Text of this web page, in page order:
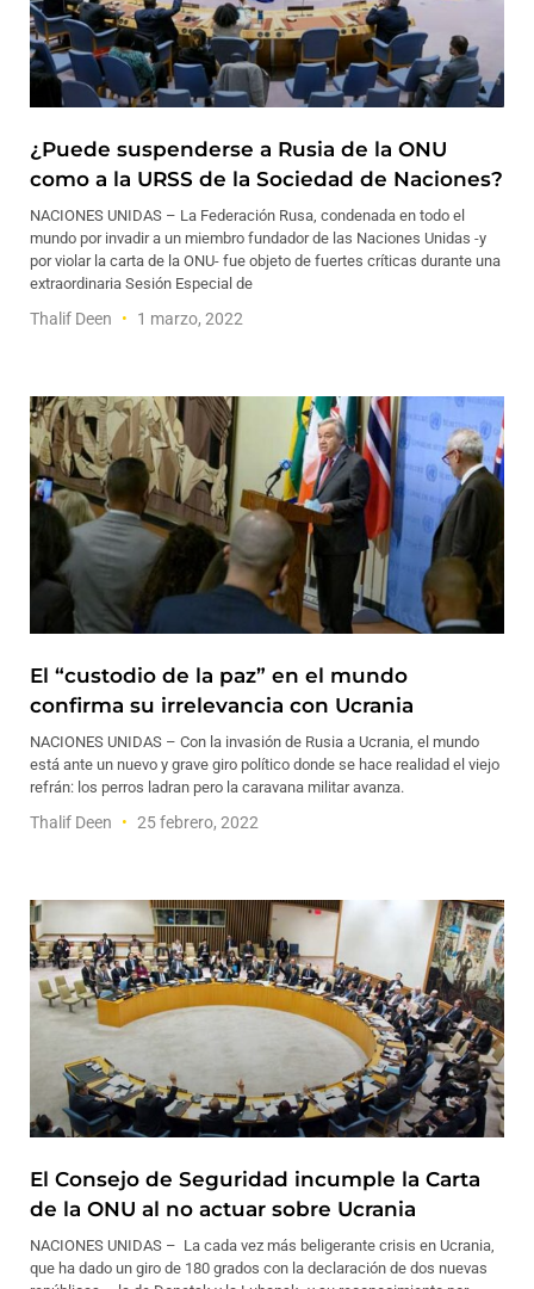
¿Puede suspenderse a Rusia de la ONU
como a la URSS de la Sociedad de Naciones?
NACIONES UNIDAS – La Federación Rusa, condenada en todo el
mundo por invadir a un miembro fundador de las Naciones Unidas -y
por violar la carta de la ONU- fue objeto de fuertes críticas durante una
extraordinaria Sesión Especial de
Thalif Deen 1 marzo, 2022
El “custodio de la paz” en el mundo
confirma su irrelevancia con Ucrania
NACIONES UNIDAS – Con la invasión de Rusia a Ucrania, el mundo
está ante un nuevo y grave giro político donde se hace realidad el viejo
refrán: los perros ladran pero la caravana militar avanza.
Thalif Deen 25 febrero, 2022
El Consejo de Seguridad incumple la Carta
de la ONU al no actuar sobre Ucrania
NACIONES UNIDAS – La cada vez más beligerante crisis en Ucrania,
que ha dado un giro de 180 grados con la declaración de dos nuevas